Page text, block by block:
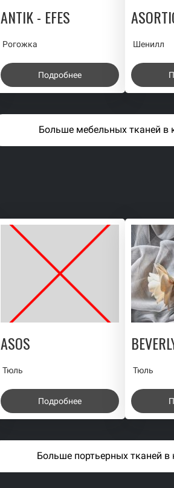
ANTIK - EFES
Рогожка
Подробнее
Шенилл
Больше мебельных тканей в
ASOS
Тюль
Подробнее
Тюль
Больше портьерных тканей в